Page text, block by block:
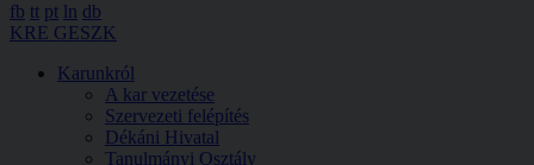
fb tt pt ln db
KRE GESZK
Karunkról
A kar vezetése
Szervezeti felépítés
Dékáni Hivatal
Tanulmányi Osztály